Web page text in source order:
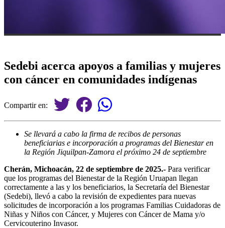
Sedebi acerca apoyos a familias y mujeres
con cáncer en comunidades indígenas
Compartir en:
Se llevará a cabo la firma de recibos de personas
beneficiarias e incorporación a programas del Bienestar en
la Región Jiquilpan-Zamora el próximo 24 de septiembre
Cherán, Michoacán, 22 de septiembre de 2025.- Para verificar
que los programas del Bienestar de la Región Uruapan llegan
correctamente a las y los beneficiarios, la Secretaría del Bienestar
(Sedebi), llevó a cabo la revisión de expedientes para nuevas
solicitudes de incorporación a los programas Familias Cuidadoras de
Niñas y Niños con Cáncer, y Mujeres con Cáncer de Mama y/o
Cervicouterino Invasor.